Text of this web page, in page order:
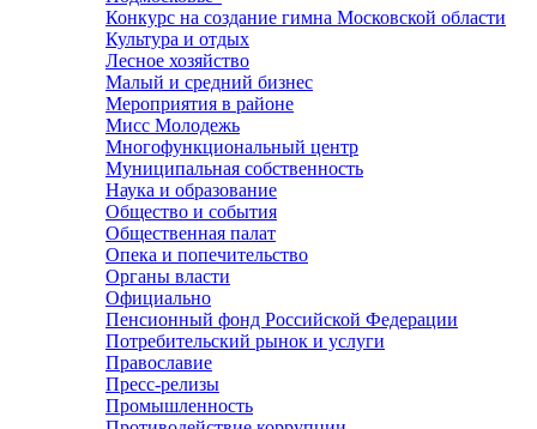
Конкурс на создание гимна Московской области
Культура и отдых
Лесное хозяйство
Малый и средний бизнес
Мероприятия в районе
Мисс Молодежь
Многофункциональный центр
Муниципальная собственность
Наука и образование
Общество и события
Общественная палат
Опека и попечительство
Органы власти
Официально
Пенсионный фонд Российской Федерации
Потребительский рынок и услуги
Православие
Пресс-релизы
Промышленность